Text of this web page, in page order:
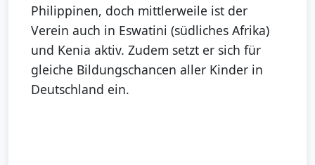
Philippinen, doch mittlerweile ist der
Verein auch in Eswatini (südliches Afrika)
und Kenia aktiv. Zudem setzt er sich für
gleiche Bildungschancen aller Kinder in
Deutschland ein.